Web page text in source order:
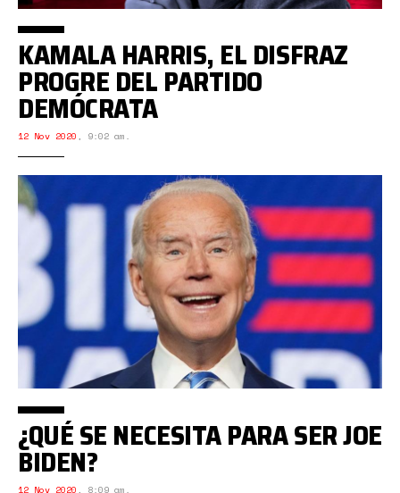
KAMALA HARRIS, EL DISFRAZ
PROGRE DEL PARTIDO
DEMÓCRATA
12 Nov 2020 , 9:02 am.
¿QUÉ SE NECESITA PARA SER JOE
BIDEN?
12 Nov 2020 , 8:09 am.